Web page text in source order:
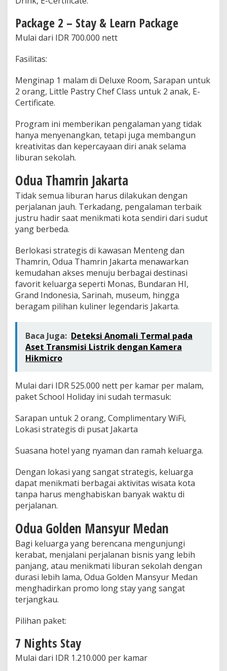
Package 2 – Stay & Learn Package
Mulai dari IDR 700.000 nett
Fasilitas:
Menginap 1 malam di Deluxe Room, Sarapan untuk
2 orang, Little Pastry Chef Class untuk 2 anak, E-
Certificate.
Program ini memberikan pengalaman yang tidak
hanya menyenangkan, tetapi juga membangun
kreativitas dan kepercayaan diri anak selama
liburan sekolah.
Odua Thamrin Jakarta
Tidak semua liburan harus dilakukan dengan
perjalanan jauh. Terkadang, pengalaman terbaik
justru hadir saat menikmati kota sendiri dari sudut
yang berbeda.
Berlokasi strategis di kawasan Menteng dan
Thamrin, Odua Thamrin Jakarta menawarkan
kemudahan akses menuju berbagai destinasi
favorit keluarga seperti Monas, Bundaran HI,
Grand Indonesia, Sarinah, museum, hingga
beragam pilihan kuliner legendaris Jakarta.
Baca Juga: Deteksi Anomali Termal pada
Aset Transmisi Listrik dengan Kamera
Hikmicro
Mulai dari IDR 525.000 nett per kamar per malam,
paket School Holiday ini sudah termasuk:
Sarapan untuk 2 orang, Complimentary WiFi,
Lokasi strategis di pusat Jakarta
Suasana hotel yang nyaman dan ramah keluarga.
Dengan lokasi yang sangat strategis, keluarga
dapat menikmati berbagai aktivitas wisata kota
tanpa harus menghabiskan banyak waktu di
perjalanan.
Odua Golden Mansyur Medan
Bagi keluarga yang berencana mengunjungi
kerabat, menjalani perjalanan bisnis yang lebih
panjang, atau menikmati liburan sekolah dengan
durasi lebih lama, Odua Golden Mansyur Medan
menghadirkan promo long stay yang sangat
terjangkau.
Pilihan paket:
7 Nights Stay
Mulai dari IDR 1.210.000 per kamar